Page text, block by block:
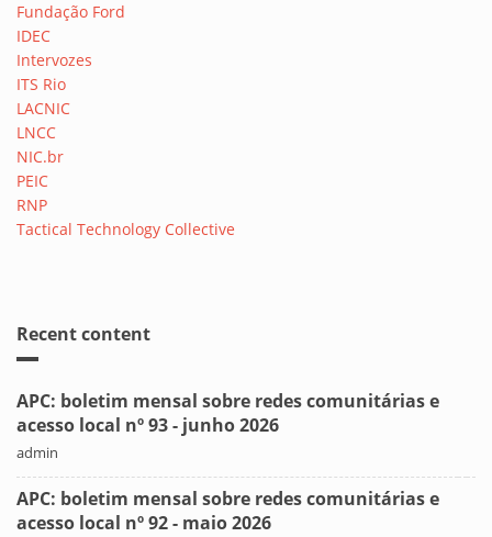
Fundação Ford
IDEC
Intervozes
ITS Rio
LACNIC
LNCC
NIC.br
PEIC
RNP
Tactical Technology Collective
Recent content
APC: boletim mensal sobre redes comunitárias e
acesso local nº 93 - junho 2026
admin
APC: boletim mensal sobre redes comunitárias e
acesso local nº 92 - maio 2026